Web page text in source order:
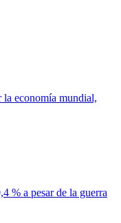
la economía mundial,
% a pesar de la guerra